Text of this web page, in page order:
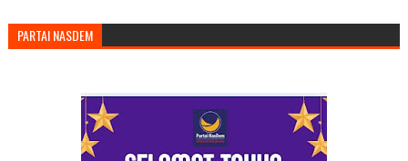
PARTAI NASDEM